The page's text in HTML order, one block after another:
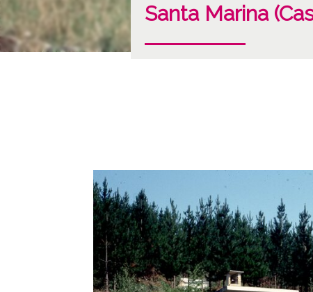
Santa Marina